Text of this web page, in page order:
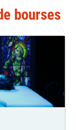
bourses